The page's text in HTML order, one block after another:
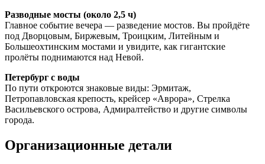
Разводные мосты (около 2,5 ч)
Главное событие вечера — разведение мостов. Вы пройдёте
под Дворцовым, Биржевым, Троицким, Литейным и
Большеохтинским мостами и увидите, как гигантские
пролёты поднимаются над Невой.
Петербург с воды
По пути откроются знаковые виды: Эрмитаж,
Петропавловская крепость, крейсер «Аврора», Стрелка
Васильевского острова, Адмиралтейство и другие символы
города.
Организационные детали